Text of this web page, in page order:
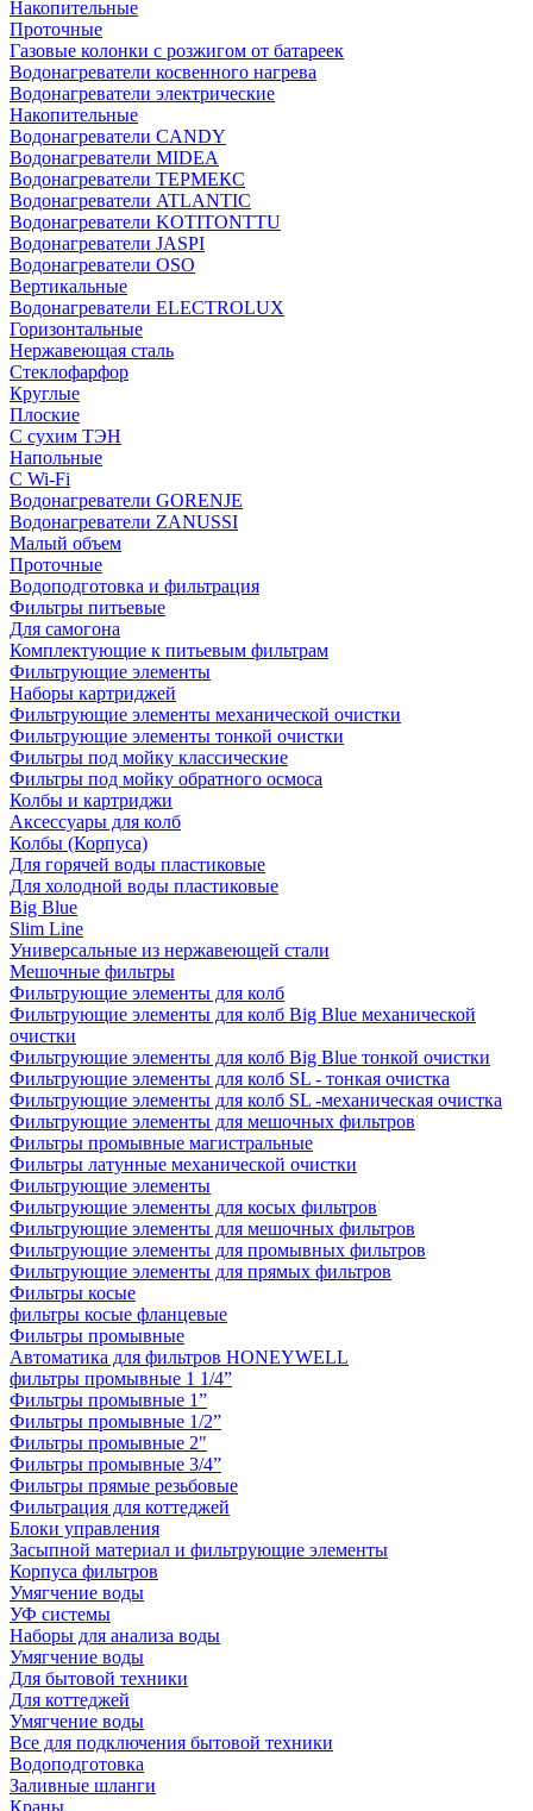
Накопительные
Проточные
Газовые колонки с розжигом от батареек
Водонагреватели косвенного нагрева
Водонагреватели электрические
Накопительные
Водонагреватели CANDY
Водонагреватели MIDEA
Водонагреватели ТЕРМЕКС
Водонагреватели ATLANTIC
Водонагреватели KOTITONTTU
Водонагреватели JASPI
Водонагреватели OSO
Вертикальные
Водонагреватели ELECTROLUX
Горизонтальные
Нержавеющая сталь
Стеклофарфор
Круглые
Плоские
С сухим ТЭН
Напольные
С Wi-Fi
Водонагреватели GORENJE
Водонагреватели ZANUSSI
Малый объем
Проточные
Водоподготовка и фильтрация
Фильтры питьевые
Для самогона
Комплектующие к питьевым фильтрам
Фильтрующие элементы
Наборы картриджей
Фильтрующие элементы механической очистки
Фильтрующие элементы тонкой очистки
Фильтры под мойку классические
Фильтры под мойку обратного осмоса
Колбы и картриджи
Аксессуары для колб
Колбы (Корпуса)
Для горячей воды пластиковые
Для холодной воды пластиковые
Big Blue
Slim Line
Универсальные из нержавеющей стали
Мешочные фильтры
Фильтрующие элементы для колб
Фильтрующие элементы для колб Big Blue механической
очистки
Фильтрующие элементы для колб Big Blue тонкой очистки
Фильтрующие элементы для колб SL - тонкая очистка
Фильтрующие элементы для колб SL -механическая очистка
Фильтрующие элементы для мешочных фильтров
Фильтры промывные магистральные
Фильтры латунные механической очистки
Фильтрующие элементы
Фильтрующие элементы для косых фильтров
Фильтрующие элементы для мешочных фильтров
Фильтрующие элементы для промывных фильтров
Фильтрующие элементы для прямых фильтров
Фильтры косые
фильтры косые фланцевые
Фильтры промывные
Автоматика для фильтров HONEYWELL
фильтры промывные 1 1/4”
Фильтры промывные 1”
Фильтры промывные 1/2”
Фильтры промывные 2"
Фильтры промывные 3/4”
Фильтры прямые резьбовые
Фильтрация для коттеджей
Блоки управления
Засыпной материал и фильтрующие элементы
Корпуса фильтров
Умягчение воды
УФ системы
Наборы для анализа воды
Умягчение воды
Для бытовой техники
Для коттеджей
Умягчение воды
Все для подключения бытовой техники
Водоподготовка
Заливные шланги
Краны